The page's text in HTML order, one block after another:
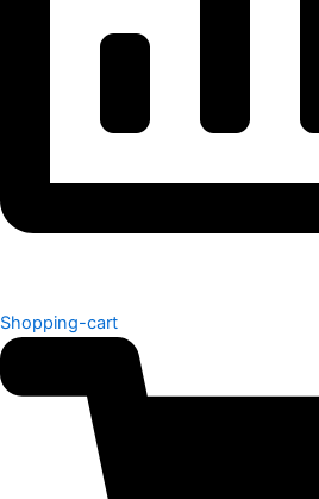
Shopping-cart